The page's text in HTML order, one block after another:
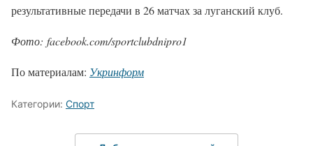
результативные передачи в 26 матчах за луганский клуб.
Фото: facebook.com/sportclubdnipro1
По материалам: Укринформ
Категории: Спорт